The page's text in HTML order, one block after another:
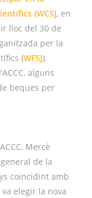
(WCSJ, en
lloc del 30 de
per la
(WFSJ).
alguns
beques per
Mercè
de la
coincidint amb
elegir la nova